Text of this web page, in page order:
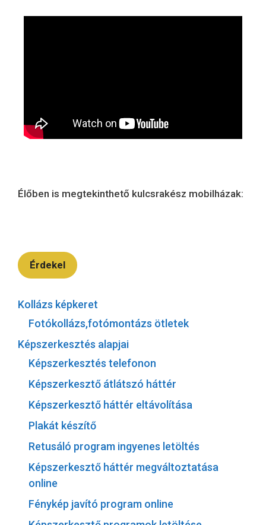
Élőben is megtekinthető kulcsrakész mobilházak:
Érdekel
Kollázs képkeret
Fotókollázs,fotómontázs ötletek
Képszerkesztés alapjai
Képszerkesztés telefonon
Képszerkesztő átlátszó háttér
Képszerkesztő háttér eltávolítása
Plakát készítő
Retusáló program ingyenes letöltés
Képszerkesztő háttér megváltoztatása
online
Fénykép javító program online